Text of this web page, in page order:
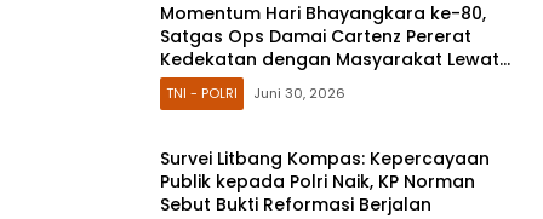
Momentum Hari Bhayangkara ke-80,
Satgas Ops Damai Cartenz Pererat
Kedekatan dengan Masyarakat Lewat
Bakti Sosial
TNI - POLRI Juni 30, 2026
Survei Litbang Kompas: Kepercayaan
Publik kepada Polri Naik, KP Norman
Sebut Bukti Reformasi Berjalan